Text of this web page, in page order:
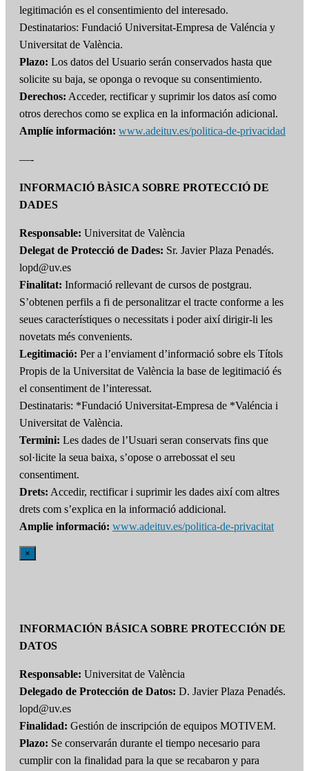
legitimación es el consentimiento del interesado.
Destinatarios: Fundació Universitat-Empresa de Valéncia y
Universitat de València.
Plazo: Los datos del Usuario serán conservados hasta que
solicite su baja, se oponga o revoque su consentimiento.
Derechos: Acceder, rectificar y suprimir los datos así como
otros derechos como se explica en la información adicional.
Amplíe información: www.adeituv.es/politica-de-privacidad
—-
INFORMACIÓ BÀSICA SOBRE PROTECCIÓ DE
DADES
Responsable: Universitat de València
Delegat de Protecció de Dades: Sr. Javier Plaza Penadés.
lopd@uv.es
Finalitat: Informació rellevant de cursos de postgrau.
S’obtenen perfils a fi de personalitzar el tracte conforme a les
seues característiques o necessitats i poder així dirigir-li les
novetats més convenients.
Legitimació: Per a l’enviament d’informació sobre els Títols
Propis de la Universitat de València la base de legitimació és
el consentiment de l’interessat.
Destinataris: *Fundació Universitat-Empresa de *Valéncia i
Universitat de València.
Termini: Les dades de l’Usuari seran conservats fins que
sol·licite la seua baixa, s’opose o arrebossat el seu
consentiment.
Drets: Accedir, rectificar i suprimir les dades així com altres
drets com s’explica en la informació addicional.
Amplie informació: www.adeituv.es/politica-de-privacitat
×
INFORMACIÓN BÁSICA SOBRE PROTECCIÓN DE
DATOS
Responsable: Universitat de València
Delegado de Protección de Datos: D. Javier Plaza Penadés.
lopd@uv.es
Finalidad: Gestión de inscripción de equipos MOTIVEM.
Plazo: Se conservarán durante el tiempo necesario para
cumplir con la finalidad para la que se recabaron y para